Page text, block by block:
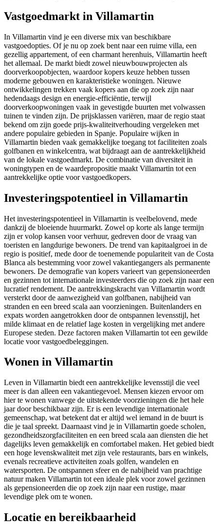
Vastgoedmarkt in Villamartin
In Villamartin vind je een diverse mix van beschikbare
vastgoedopties. Of je nu op zoek bent naar een ruime villa, een
gezellig appartement, of een charmant herenhuis, Villamartin heeft
het allemaal. De markt biedt zowel nieuwbouwprojecten als
doorverkoopobjecten, waardoor kopers keuze hebben tussen
moderne gebouwen en karakteristieke woningen. Nieuwe
ontwikkelingen trekken vaak kopers aan die op zoek zijn naar
hedendaags design en energie-efficiëntie, terwijl
doorverkoopwoningen vaak in gevestigde buurten met volwassen
tuinen te vinden zijn. De prijsklassen variëren, maar de regio staat
bekend om zijn goede prijs-kwaliteitverhouding vergeleken met
andere populaire gebieden in Spanje. Populaire wijken in
Villamartin bieden vaak gemakkelijke toegang tot faciliteiten zoals
golfbanen en winkelcentra, wat bijdraagt aan de aantrekkelijkheid
van de lokale vastgoedmarkt. De combinatie van diversiteit in
woningtypen en de waardepropositie maakt Villamartin tot een
aantrekkelijke optie voor vastgoedkopers.
Investeringspotentieel in Villamartin
Het investeringspotentieel in Villamartin is veelbelovend, mede
dankzij de bloeiende huurmarkt. Zowel op korte als lange termijn
zijn er volop kansen voor verhuur, gedreven door de vraag van
toeristen en langdurige bewoners. De trend van kapitaalgroei in de
regio is positief, mede door de toenemende populariteit van de Costa
Blanca als bestemming voor zowel vakantiegangers als permanente
bewoners. De demografie van kopers varieert van gepensioneerden
en gezinnen tot internationale investeerders die op zoek zijn naar een
lucratief rendement. De aantrekkingskracht van Villamartin wordt
versterkt door de aanwezigheid van golfbanen, nabijheid van
stranden en een breed scala aan voorzieningen. Buitenlanders en
expats worden aangetrokken door de ontspannen levensstijl, het
milde klimaat en de relatief lage kosten in vergelijking met andere
Europese steden. Deze factoren maken Villamartin tot een gewilde
locatie voor vastgoedbeleggingen.
Wonen in Villamartin
Leven in Villamartin biedt een aantrekkelijke levensstijl die veel
meer is dan alleen een vakantiegevoel. Mensen kiezen ervoor om
hier te wonen vanwege de uitstekende voorzieningen die het hele
jaar door beschikbaar zijn. Er is een levendige internationale
gemeenschap, wat betekent dat er altijd wel iemand in de buurt is
die je taal spreekt. Daarnaast vind je in Villamartin goede scholen,
gezondheidszorgfaciliteiten en een breed scala aan diensten die het
dagelijks leven gemakkelijk en comfortabel maken. Het gebied biedt
een hoge levenskwaliteit met zijn vele restaurants, bars en winkels,
evenals recreatieve activiteiten zoals golfen, wandelen en
watersporten. De ontspannen sfeer en de nabijheid van prachtige
natuur maken Villamartin tot een ideale plek voor zowel gezinnen
als gepensioneerden die op zoek zijn naar een rustige, maar
levendige plek om te wonen.
Locatie en bereikbaarheid